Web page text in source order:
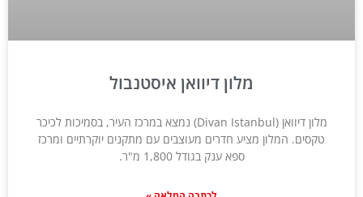
מלון דיוואן איסטנבול
מלון דיוואן (Divan Istanbul) נמצא במרכז העיר, בסמיכות לכיכר
טקסים. המלון מציע חדרים מעוצבים עם מתקנים יוקרתיים ומרכז
ספא ענק בגודל 1,800 מ"ר.